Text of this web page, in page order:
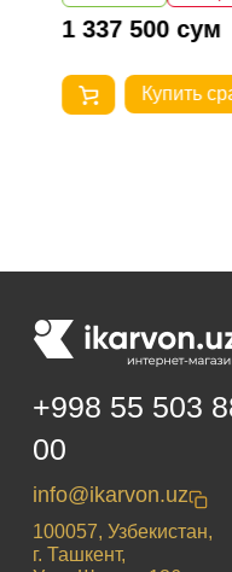
1 337 500 сум
Купить
+998 55 503
00
info@ikarvon.uz
100057, Узбекистан,
г. Ташкент,